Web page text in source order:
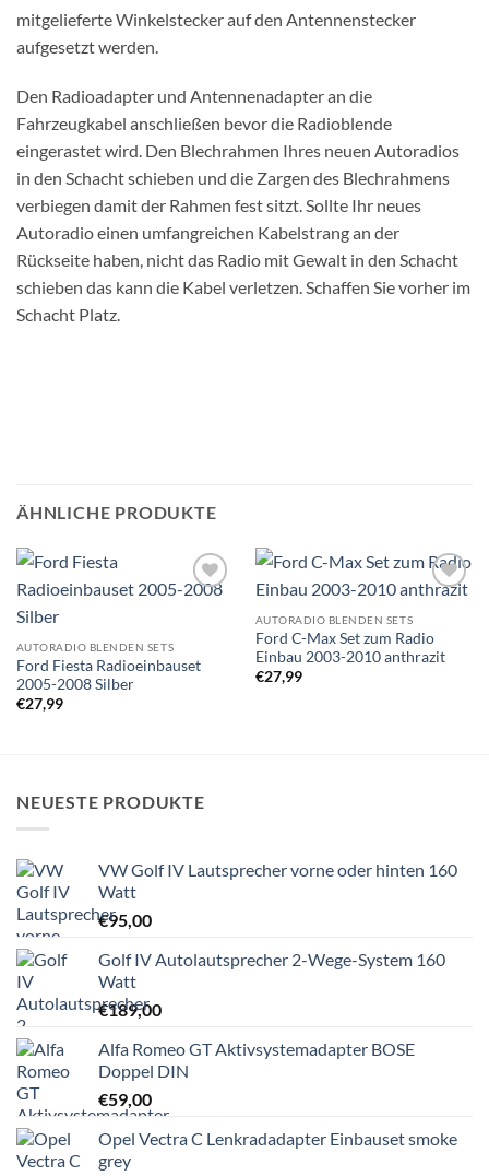
mitgelieferte Winkelstecker auf den Antennenstecker
aufgesetzt werden.
Den Radioadapter und Antennenadapter an die
Fahrzeugkabel anschließen bevor die Radioblende
eingerastet wird. Den Blechrahmen Ihres neuen Autoradios
in den Schacht schieben und die Zargen des Blechrahmens
verbiegen damit der Rahmen fest sitzt. Sollte Ihr neues
Autoradio einen umfangreichen Kabelstrang an der
Rückseite haben, nicht das Radio mit Gewalt in den Schacht
schieben das kann die Kabel verletzen. Schaffen Sie vorher im
Schacht Platz.
ÄHNLICHE PRODUKTE
AUTORADIO BLENDEN SETS
Ford Fiesta Radioeinbauset
2005-2008 Silber
€27,99
Wunschliste
hinzufügen
AUTORADIO BLENDEN SETS
Ford C-Max Set zum Radio
Einbau 2003-2010 anthrazit
€27,99
NEUESTE PRODUKTE
VW Golf IV Lautsprecher vorne oder hinten 160
Watt
€95,00
Golf IV Autolautsprecher 2-Wege-System 160
Watt
€189,00
Alfa Romeo GT Aktivsystemadapter BOSE
Doppel DIN
€59,00
Opel Vectra C Lenkradadapter Einbauset smoke
grey